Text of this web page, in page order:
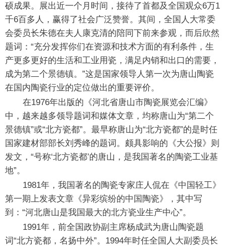
硕成果。展出近一个月时间，接待了首都及全国观众6万1
千6百多人，赢得了社会广泛赞誉。其间，全国人大常委
会委员长朱德在夫人康克清的陪同下前来参观，而后欣然
题词：“充分发挥你们在资源和技术方面的有利条件，生
产更多更好的生活和工业用瓷，满足内销和出口的需要，
成为第二个景德镇。”这是国家领导人第一次为唐山陶瓷
在国内陶瓷行业的定位做出的重要评价。
在1976年出版的《河北省唐山市陶瓷展览会汇编》
中，越来越多领导题词和媒体文章，均称唐山为“第二个
景德镇”或“北方瓷都”。最早称唐山为“北方瓷都”的是时任
国家建材部部长刘秀峰的题词。颇具影响的《大公报》则
发文，“号称‘北方瓷都’的唐山，是我国著名的陶瓷工业基
地”。
1981年，我国著名的陶瓷专家庄人侃在《中国轻工》
第一期上发表文章《异彩缤纷的中国陶瓷》，其中写
到：“河北唐山是我国最大的北方瓷业生产中心”。
1991年，前全国政协副主席杨成武为唐山陶瓷题
词“北方瓷都，名扬中外”。1994年时任全国人大副委员长